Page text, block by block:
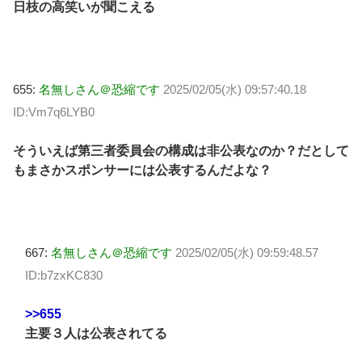
日枝の高笑いが聞こえる
655: 名無しさん＠恐縮です 2025/02/05(水) 09:57:40.18
ID:Vm7q6LYB0
そういえば第三者委員会の構成は非公表なのか？だとして
もまさかスポンサーには公表するんだよな？
667: 名無しさん＠恐縮です 2025/02/05(水) 09:59:48.57
ID:b7zxKC830
>>655
主要３人は公表されてる